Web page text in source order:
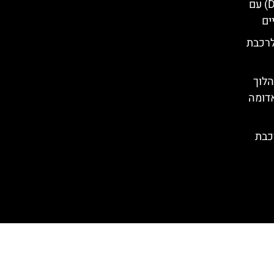
טיול יום מדזנצאנו (Desenzano) עם